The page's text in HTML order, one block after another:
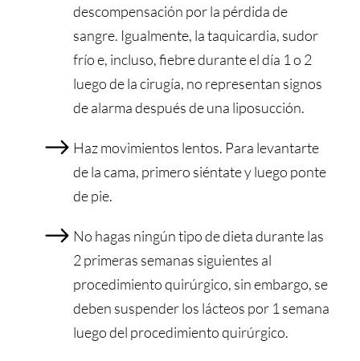
descompensación por la pérdida de
sangre. Igualmente, la taquicardia, sudor
frío e, incluso, fiebre durante el día 1 o 2
luego de la cirugía, no representan signos
de alarma después de una liposucción.
Haz movimientos lentos. Para levantarte
de la cama, primero siéntate y luego ponte
de pie.
No hagas ningún tipo de dieta durante las
2 primeras semanas siguientes al
procedimiento quirúrgico, sin embargo, se
deben suspender los lácteos por 1 semana
luego del procedimiento quirúrgico.